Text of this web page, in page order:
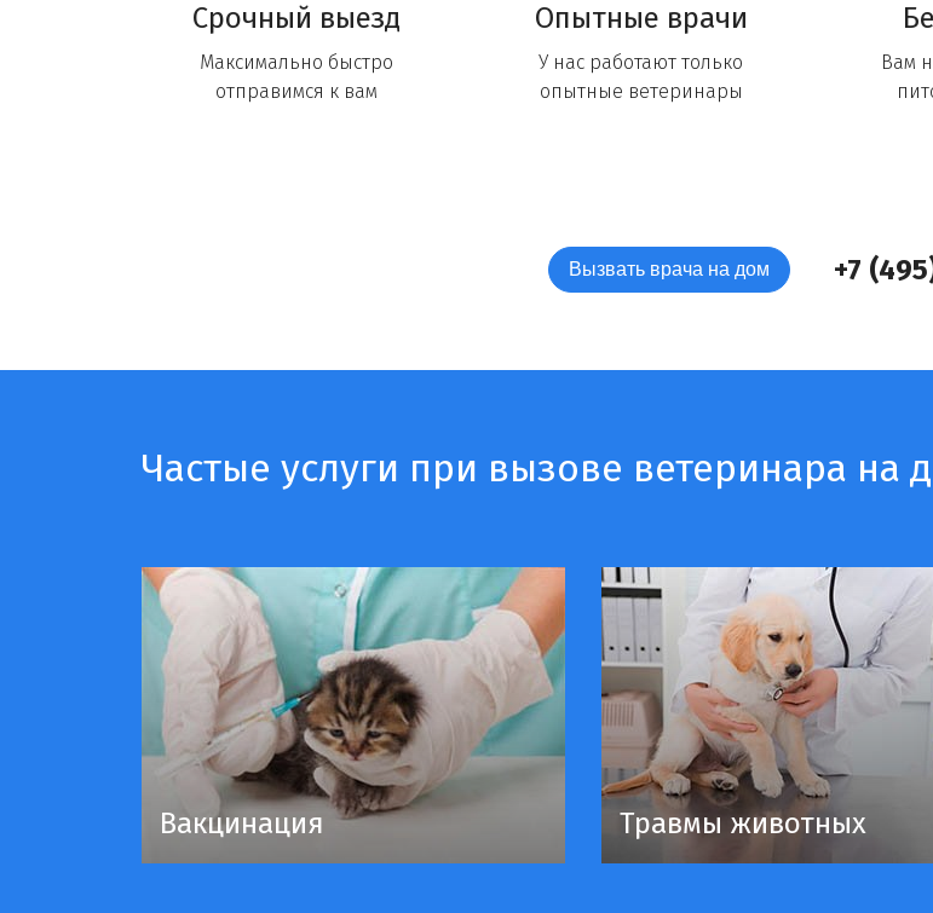
Срочный выезд
Максимально быстро
отправимся к вам
Опытные врачи
У нас работают только
опытные ветеринары
Вам
Вызвать врача на дом +7
Частые услуги при вызове ветеринара на
Вакцинация Травмы животных